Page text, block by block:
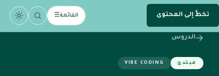
تخطَّ إلى المحتوى
DEV
devsamhan القائمة☰
الدروس
مبتدئ VIBE CODING